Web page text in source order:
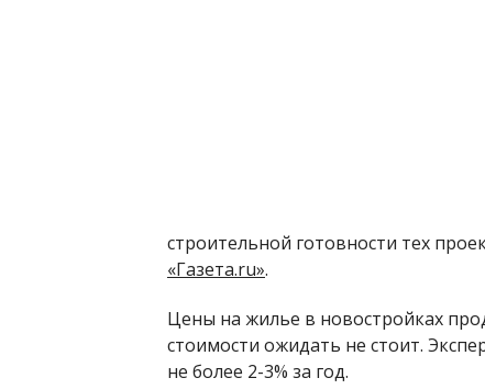
строительной готовности тех
«Газета.ru».
Цены на жилье в новостройках
стоимости ожидать не стоит.
не более 2-3% за год.